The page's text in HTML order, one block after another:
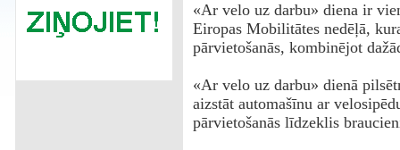
«Ar velo uz darbu» diena ir
Eiropas Mobilitātes nedēļā,
pārvietošanās, kombinējot
«Ar velo uz darbu» dienā
aizstāt automašīnu ar
pārvietošanās līdzeklis